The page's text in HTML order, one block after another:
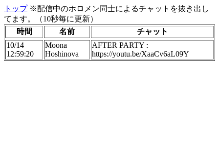
トップ※配信中のホロメン同士によるチャットを抜き出し
てます。（10秒毎に更新）
時間
名前
チャット
10/14
12:59:20
Moona
Hoshinova
AFTER PARTY :
https://youtu.be/XaaCv6aL09Y